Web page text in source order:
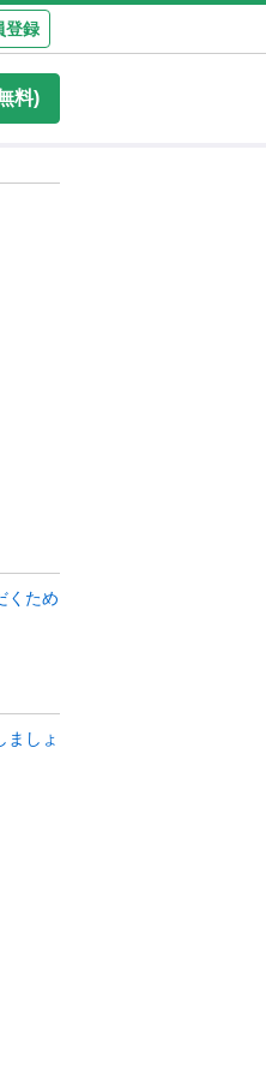
登録
料)
くため
ましょ